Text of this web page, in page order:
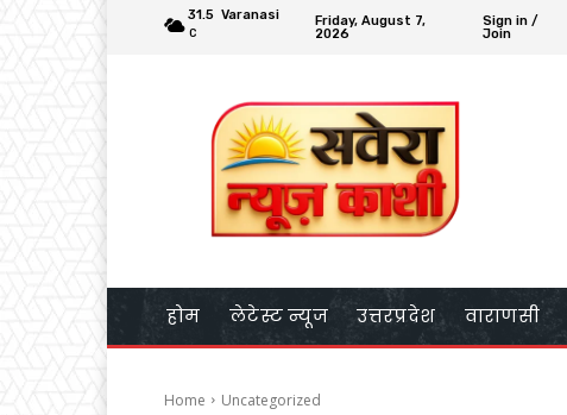
31.5
C
Varanasi
Friday, August 7,
2026
Sign in /
Join
होम लेटेस्ट न्यूज उत्तरप्रदेश वाराणसी
Home Uncategorized